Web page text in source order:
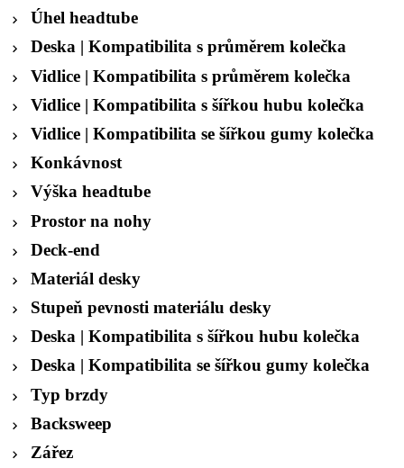
Úhel headtube
Deska | Kompatibilita s průměrem kolečka
Vidlice | Kompatibilita s průměrem kolečka
Vidlice | Kompatibilita s šířkou hubu kolečka
Vidlice | Kompatibilita se šířkou gumy kolečka
Konkávnost
Výška headtube
Prostor na nohy
Deck-end
Materiál desky
Stupeň pevnosti materiálu desky
Deska | Kompatibilita s šířkou hubu kolečka
Deska | Kompatibilita se šířkou gumy kolečka
Typ brzdy
Backsweep
Zářez